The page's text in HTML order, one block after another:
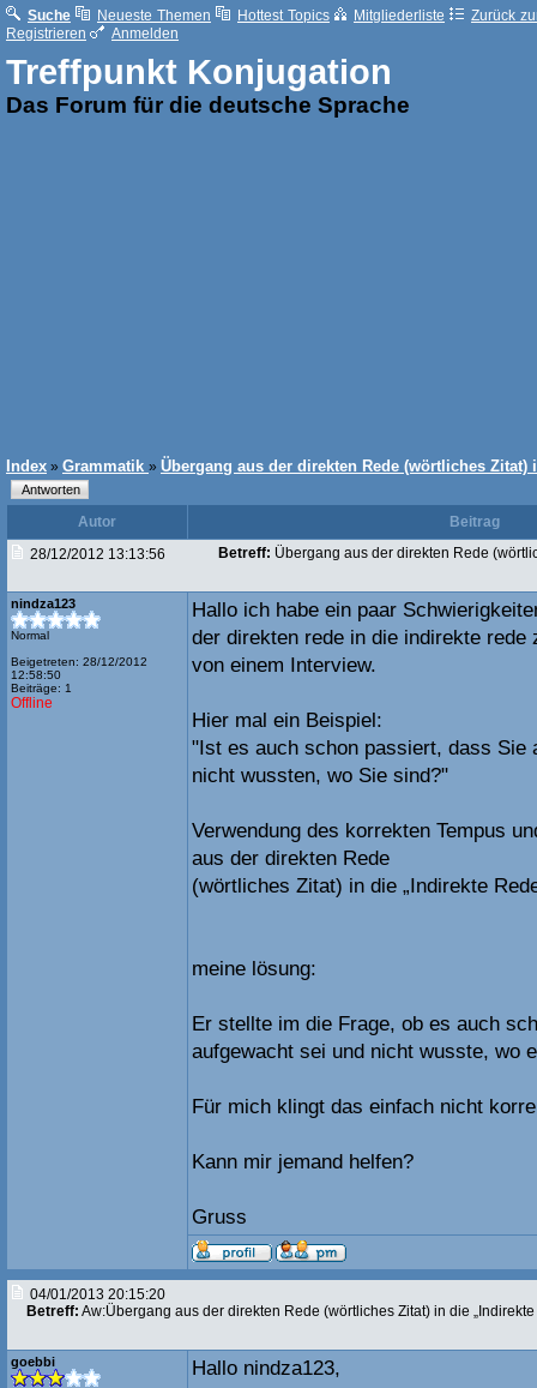
Suche Neueste Themen Hottest Topics Mitgliederliste
Zurück
Registrieren
Anmelden
Treffpunkt Konjugation
Das Forum für die deutsche Sprache
Index » Grammatik » Übergang aus der direkten Rede (wörtliches Zitat)
Autor
Beitrag
28/12/2012 13:13:56
Betreff: Übergang aus der direkten Rede
nindza123
Normal
Beigetreten: 28/12/2012
12:58:50
Beiträge: 1
Offline
Hallo ich habe ein paar
der direkten rede in die indirekte
von einem Interview.
Hier mal ein Beispiel:
"Ist es auch schon passiert, dass Sie
nicht wussten, wo Sie sind?"
Verwendung des korrekten Tempus
aus der direkten Rede
(wörtliches Zitat) in die „Indirekte
meine lösung:
Er stellte im die Frage, ob es auch
aufgewacht sei und nicht wusste, wo
Für mich klingt das einfach nicht
Kann mir jemand helfen?
Gruss
04/01/2013 20:15:20
Betreff: Aw:Übergang aus der direkten Rede (wörtliches Zitat) in die „Indirekte
goebbi Hallo nindza123,